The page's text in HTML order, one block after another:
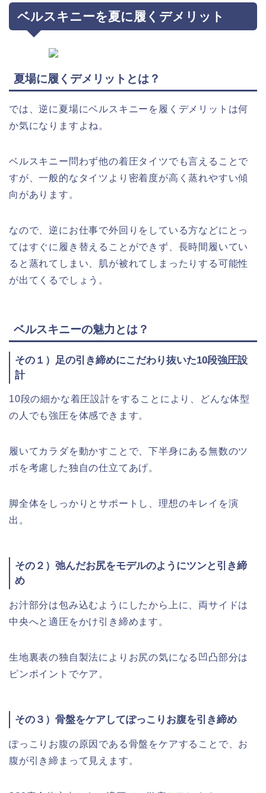
ベルスキニーを夏に履くデメリット
夏場に履くデメリットとは？
では、逆に夏場にベルスキニーを履くデメリットは何
か気になりますよね。
ベルスキニー問わず他の着圧タイツでも言えることで
すが、一般的なタイツより密着度が高く蒸れやすい傾
向があります。
なので、逆にお仕事で外回りをしている方などにとっ
てはすぐに履き替えることができず、長時間履いてい
ると蒸れてしまい、肌が被れてしまったりする可能性
が出てくるでしょう。
ベルスキニーの魅力とは？
その１）足の引き締めにこだわり抜いた10段強圧設
計
10段の細かな着圧設計をすることにより、どんな体型
の人でも強圧を体感できます。
履いてカラダを動かすことで、下半身にある無数のツ
ボを考慮した独自の仕立てあげ。
脚全体をしっかりとサポートし、理想のキレイを演
出。
その２）弛んだお尻をモデルのようにツンと引き締
め
お汁部分は包み込むようにしたから上に、両サイドは
中央へと適圧をかけ引き締めます。
生地裏表の独自製法によりお尻の気になる凹凸部分は
ピンポイントでケア。
その３）骨盤をケアしてぽっこりお腹を引き締め
ぽっこりお腹の原因である骨盤をケアすることで、お
腹が引き締まって見えます。